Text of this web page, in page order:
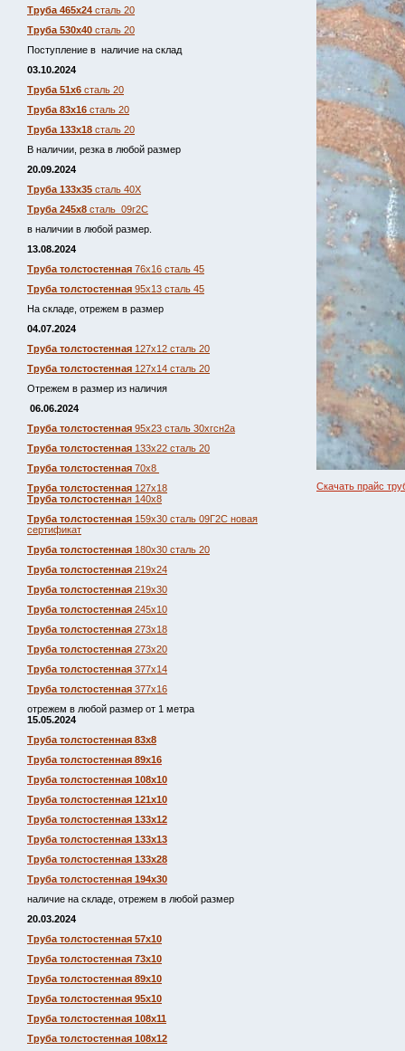
Труба 465х24 сталь 20
Труба 530х40 сталь 20
Поступление в наличие на склад
03.10.2024
Труба 51х6 сталь 20
Труба 83х16 сталь 20
Труба 133х18 сталь 20
В наличии, резка в любой размер
20.09.2024
Труба 133х35 сталь 40Х
Труба 245х8 сталь 09г2С
в наличии в любой размер.
13.08.2024
Труба толстостенная 76х16 сталь 45
Труба толстостенная 95х13 сталь 45
На складе, отрежем в размер
04.07.2024
Труба толстостенная 127х12 сталь 20
Труба толстостенная 127х14 сталь 20
Отрежем в размер из наличия
06.06.2024
Труба толстостенная 95х23 сталь 30хгсн2а
Труба толстостенная 133х22 сталь 20
Труба толстостенная 70х8
Труба толстостенная 127х18
Труба толстостенная 140х8
Труба толстостенная 159х30 сталь 09Г2С новая
сертификат
Труба толстостенная 180х30 сталь 20
Труба толстостенная 219х24
Труба толстостенная 219х30
Труба толстостенная 245х10
Труба толстостенная 273х18
Труба толстостенная 273х20
Труба толстостенная 377х14
Труба толстостенная 377х16
отрежем в любой размер от 1 метра
15.05.2024
Труба толстостенная 83х8
Труба толстостенная 89х16
Труба толстостенная 108х10
Труба толстостенная 121х10
Труба толстостенная 133х12
Труба толстостенная 133х13
Труба толстостенная 133х28
Труба толстостенная 194х30
наличие на складе, отрежем в любой размер
20.03.2024
Труба толстостенная 57х10
Труба толстостенная 73х10
Труба толстостенная 89х10
Труба толстостенная 95х10
Труба толстостенная 108х11
Труба толстостенная 108х12
Скачать прайс